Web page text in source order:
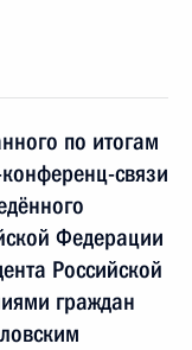
по итогам
связи
Федерации
Российской
граждан